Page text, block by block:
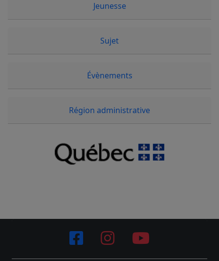
Jeunesse
Sujet
Évènements
Région administrative